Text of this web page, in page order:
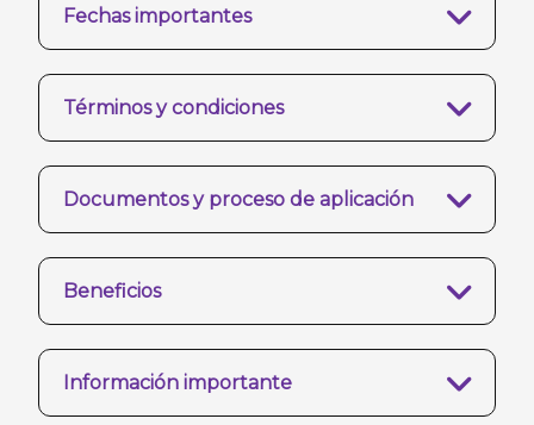
Fechas importantes
Términos y condiciones
Documentos y proceso de aplicación
Beneficios
Información importante